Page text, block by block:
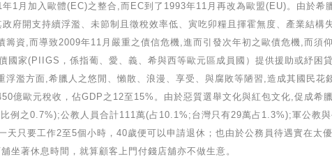
1月加入歐體(EC)之整合,而EC到了1993年11月再改為歐盟(EU)。由於希
府開支持續浮濫、未節制且徵稅效率低、寅吃卯糧且揮霍無度、產業結構
籌資,而導致2009年11月嚴重之債信危機,進而引發次年初之歐債危機,而須
家(PIIGS，係指葡、愛、義、希與西等歐元區成員國）提供援助或紓困貸
方面,希臘人之悠閒、懶散、浪漫、享受、與腐敗等陋習,造成其國民花
億歐元稅收，佔GDP之12至15%。由於惡質選舉文化與紅包文化,促成希
例之0.7%);公教人員合計111萬(占10.1%;台灣只有29萬占1.3%);軍公教
只要工作2至5個小時，40歲便可以申請退休；也由於公務員待遇實在太
坐著休息時間，就算顧客上門付錢店舖亦不做生意。